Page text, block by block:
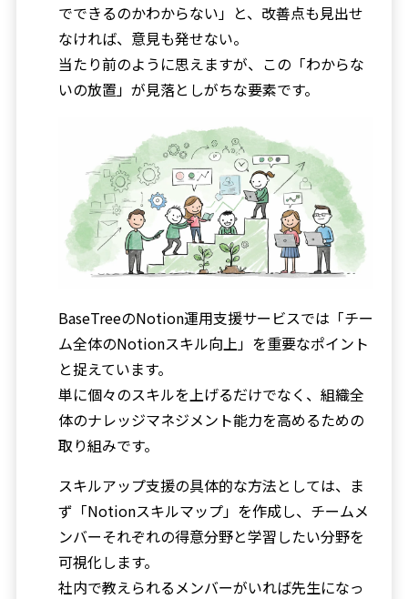
でできるのかわからない」と、改善点も見出せ
なければ、意見も発せない。
当たり前のように思えますが、この「わからな
いの放置」が見落としがちな要素です。
BaseTreeのNotion運用支援サービスでは「チー
ム全体のNotionスキル向上」を重要なポイント
と捉えています。
単に個々のスキルを上げるだけでなく、組織全
体のナレッジマネジメント能力を高めるための
取り組みです。
スキルアップ支援の具体的な方法としては、ま
ず「Notionスキルマップ」を作成し、チームメ
ンバーそれぞれの得意分野と学習したい分野を
可視化します。
社内で教えられるメンバーがいれば先生になっ